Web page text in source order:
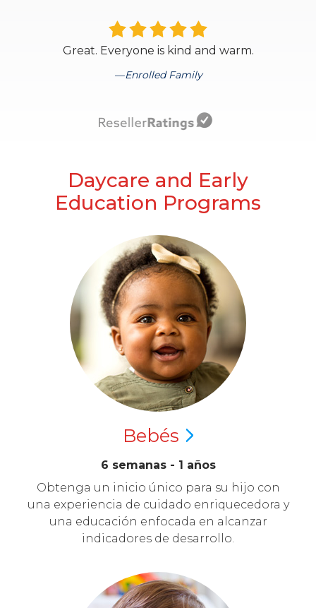
Great. Everyone is kind and warm.
Enrolled Family
Daycare and Early
Education Programs
Bebés
6 semanas - 1 años
Obtenga un inicio único para su hijo con
una experiencia de cuidado enriquecedora y
una educación enfocada en alcanzar
indicadores de desarrollo.